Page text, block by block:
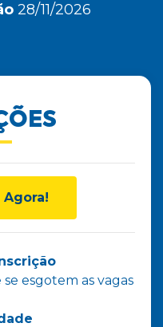
28/11/2026
esgotem as vagas